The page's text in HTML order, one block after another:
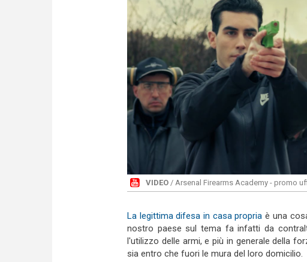
VIDEO / Arsenal Firearms Academy - promo
La legittima difesa in casa propria è una
nostro paese sul tema fa infatti da
l'utilizzo delle armi, e più in generale della
sia entro che fuori le mura del loro domicilio.